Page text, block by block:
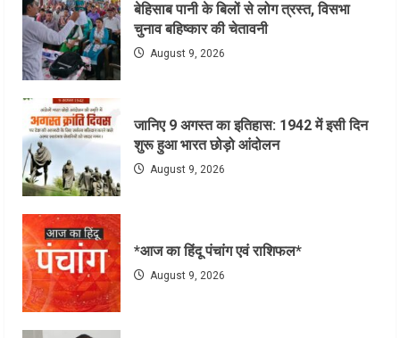
बेहिसाब पानी के बिलों से लोग त्रस्त, विसभा
चुनाव बहिष्कार की चेतावनी
August 9, 2026
जानिए 9 अगस्त का इतिहास: 1942 में इसी दिन
शुरू हुआ भारत छोड़ो आंदोलन
August 9, 2026
*आज का हिंदू पंचांग एवं राशिफल*
August 9, 2026